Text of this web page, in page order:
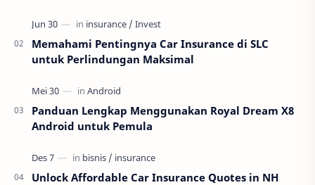
Memahami Pentingnya Car Insurance di SLC
untuk Perlindungan Maksimal
Panduan Lengkap Menggunakan Royal Dream X8
Android untuk Pemula
Unlock Affordable Car Insurance Quotes in NH